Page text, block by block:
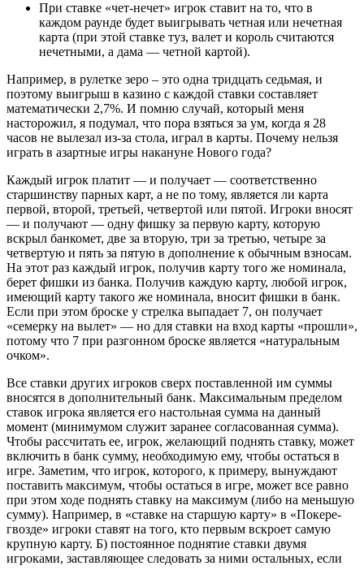
При ставке «чет-нечет» игрок ставит на то, что в
каждом раунде будет выигрывать четная или нечетная
карта (при этой ставке туз, валет и король считаются
нечетными, а дама — четной картой).
Например, в рулетке зеро – это одна тридцать седьмая, и
поэтому выигрыш в казино с каждой ставки составляет
математически 2,7%. И помню случай, который меня
насторожил, я подумал, что пора взяться за ум, когда я 28
часов не вылезал из-за стола, играл в карты. Почему нельзя
играть в азартные игры накануне Нового года?
Каждый игрок платит — и получает — соответственно
старшинству парных карт, а не по тому, является ли карта
первой, второй, третьей, четвертой или пятой. Игроки вносят
— и получают — одну фишку за первую карту, которую
вскрыл банкомет, две за вторую, три за третью, четыре за
четвертую и пять за пятую в дополнение к обычным взносам.
На этот раз каждый игрок, получив карту того же номинала,
берет фишки из банка. Получив каждую карту, любой игрок,
имеющий карту такого же номинала, вносит фишки в банк.
Если при этом броске у стрелка выпадает 7, он получает
«семерку на вылет» — но для ставки на вход карты «прошли»,
потому что 7 при разгонном броске является «натуральным
очком».
Все ставки других игроков сверх поставленной им суммы
вносятся в дополнительный банк. Максимальным пределом
ставок игрока является его настольная сумма на данный
момент (минимумом служит заранее согласованная сумма).
Чтобы рассчитать ее, игрок, желающий поднять ставку, может
включить в банк сумму, необходимую ему, чтобы остаться в
игре. Заметим, что игрок, которого, к примеру, вынуждают
поставить максимум, чтобы остаться в игре, может все равно
при этом ходе поднять ставку на максимум (либо на меньшую
сумму). Например, в «ставке на старшую карту» в «Покере-
гвозде» игроки ставят на того, кто первым вскроет самую
крупную карту. Б) постоянное поднятие ставки двумя
игроками, заставляющее следовать за ними остальных, если